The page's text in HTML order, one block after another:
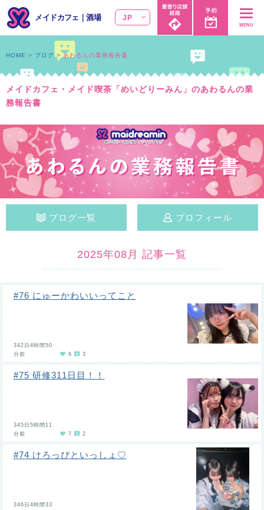
メイドカフェ ｜酒場 JP
MENU
メイドカフェ・メイド喫茶「めいどりーみん」のあわるんの業
務報告書
HOME ブログ あわるんの業務報告書
ブログ一覧 プロフィール
2025年08月 記事一覧
#76 にゅーかわいいってこと
342日4時間50
分前
6 3
#75 研修311日目！！
345日5時間11
分前
7 2
#74 けろっぴといっしょ♡
346日4時間33